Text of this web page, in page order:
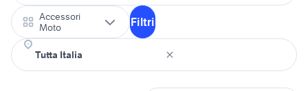
Accessori
Moto
Filtri